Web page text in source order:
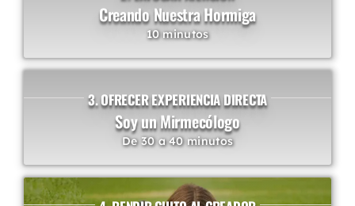
Creando Nuestra Hormiga
10 minutos
3. OFRECER EXPERIENCIA DIRECTA
Soy un Mirmecólogo
De 30 a 40 minutos